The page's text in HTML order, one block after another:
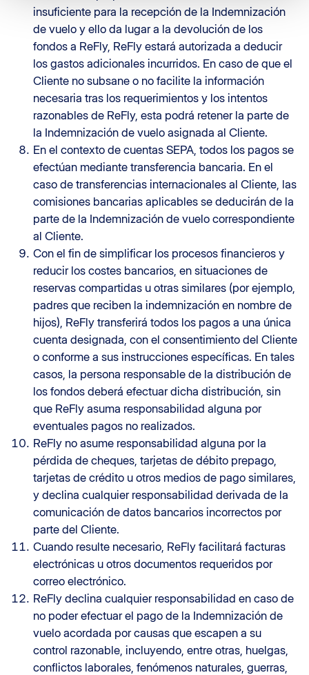
insuficiente para la recepción de la Indemnización
de vuelo y ello da lugar a la devolución de los
fondos a ReFly, ReFly estará autorizada a deducir
los gastos adicionales incurridos. En caso de que el
Cliente no subsane o no facilite la información
necesaria tras los requerimientos y los intentos
razonables de ReFly, esta podrá retener la parte de
la Indemnización de vuelo asignada al Cliente.
En el contexto de cuentas SEPA, todos los pagos se
efectúan mediante transferencia bancaria. En el
caso de transferencias internacionales al Cliente, las
comisiones bancarias aplicables se deducirán de la
parte de la Indemnización de vuelo correspondiente
al Cliente.
Con el fin de simplificar los procesos financieros y
reducir los costes bancarios, en situaciones de
reservas compartidas u otras similares (por ejemplo,
padres que reciben la indemnización en nombre de
hijos), ReFly transferirá todos los pagos a una única
cuenta designada, con el consentimiento del Cliente
o conforme a sus instrucciones específicas. En tales
casos, la persona responsable de la distribución de
los fondos deberá efectuar dicha distribución, sin
que ReFly asuma responsabilidad alguna por
eventuales pagos no realizados.
ReFly no asume responsabilidad alguna por la
pérdida de cheques, tarjetas de débito prepago,
tarjetas de crédito u otros medios de pago similares,
y declina cualquier responsabilidad derivada de la
comunicación de datos bancarios incorrectos por
parte del Cliente.
Cuando resulte necesario, ReFly facilitará facturas
electrónicas u otros documentos requeridos por
correo electrónico.
ReFly declina cualquier responsabilidad en caso de
no poder efectuar el pago de la Indemnización de
vuelo acordada por causas que escapen a su
control razonable, incluyendo, entre otras, huelgas,
conflictos laborales, fenómenos naturales, guerras,